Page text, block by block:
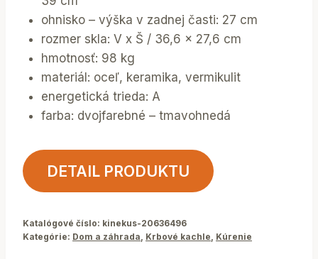
ohnisko – výška v zadnej časti: 27 cm
rozmer skla: V x Š / 36,6 x 27,6 cm
hmotnosť: 98 kg
materiál: oceľ, keramika, vermikulit
energetická trieda: A
farba: dvojfarebné – tmavohnedá
DETAIL PRODUKTU
Katalógové číslo: kinekus-20636496
Kategórie: Dom a záhrada, Krbové kachle, Kúrenie